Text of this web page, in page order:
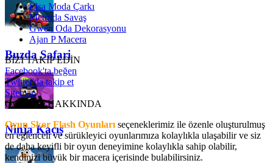
Buzda Safari
Ninja Kaçış
Elsa Moda Çarkı
Metroda Savaş
Gwen Oda Dekorasyonu
Ajan P Macera
BİZİ TAKİP EDİN
Facebook'ta beğen
Twitter'da takip et
Sitemap
OyunSkor HAKKINDA
Oyun Skor Flash Oyunları seçeneklerimiz ile özenle oluşturulmuş
en eğlenceli ve sürükleyici oyunlarımıza kolaylıkla ulaşabilir ve siz
de daha keyifli bir oyun deneyimine kolaylıkla sahip olabilir,
kendinizi büyük bir macera içerisinde bulabilirsiniz.